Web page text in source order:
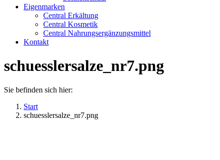
Eigenmarken
Central Erkältung
Central Kosmetik
Central Nahrungsergänzungsmittel
Kontakt
schuesslersalze_nr7.png
Sie befinden sich hier:
Start
schuesslersalze_nr7.png